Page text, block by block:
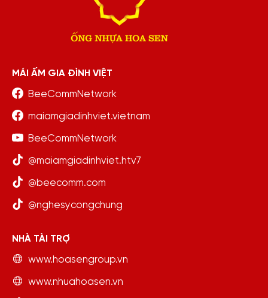
MÁI ẤM GIA ĐÌNH VIỆT
BeeCommNetwork
maiamgiadinhviet.vietnam
BeeCommNetwork
@maiamgiadinhviet.htv7
@beecomm.com
@nghesycongchung
NHÀ TÀI TRỢ
www.hoasengroup.vn
www.nhuahoasen.vn